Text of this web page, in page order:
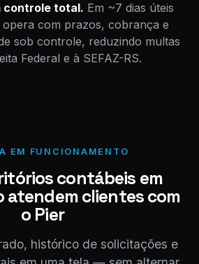
controle total. Em ~7 dias úteis
com prazos, cobrança e
sob controle, reduzindo multas
Federal e à SEFAZ-RS.
EM FUNCIONAMENTO
contábeis em
atendem clientes com
o Pier
histórico de solicitações e